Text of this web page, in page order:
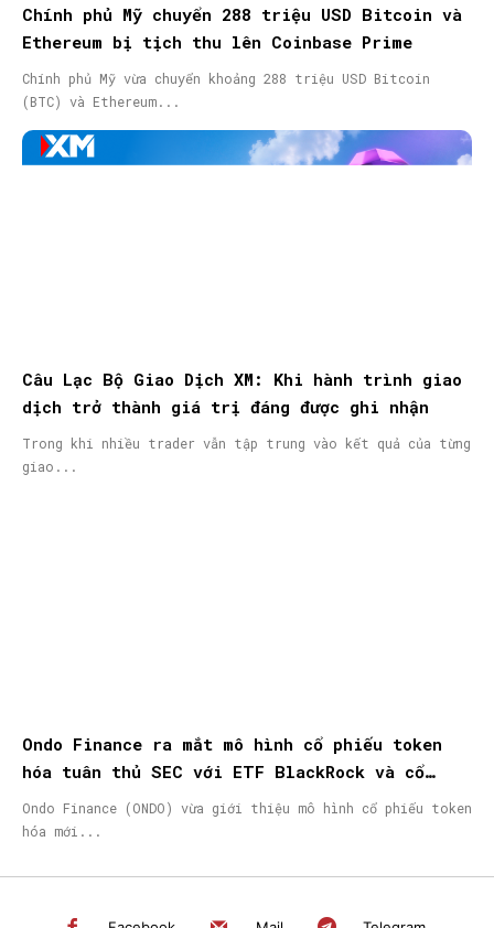
Chính phủ Mỹ chuyển 288 triệu USD Bitcoin và
Ethereum bị tịch thu lên Coinbase Prime
Chính phủ Mỹ vừa chuyển khoảng 288 triệu USD Bitcoin
(BTC) và Ethereum...
Câu Lạc Bộ Giao Dịch XM: Khi hành trình giao
dịch trở thành giá trị đáng được ghi nhận
Trong khi nhiều trader vẫn tập trung vào kết quả của từng
giao...
Ondo Finance ra mắt mô hình cổ phiếu token
hóa tuân thủ SEC với ETF BlackRock và cổ
phiếu Micron
Ondo Finance (ONDO) vừa giới thiệu mô hình cổ phiếu token
hóa mới...